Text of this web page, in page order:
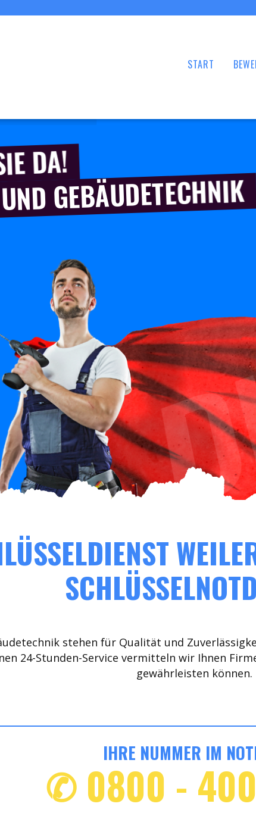
START
DA!
GEBÄUDETECHNIK
stehen für Qualität und
24-Stunden-Service vermitteln wir Ihnen
gewährleisten können.
IHRE NUMMER IM
✆ 0800 -